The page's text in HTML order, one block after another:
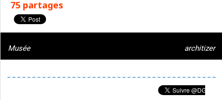
75 partages
Musée architizer